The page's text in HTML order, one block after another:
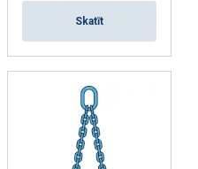
Skatīt